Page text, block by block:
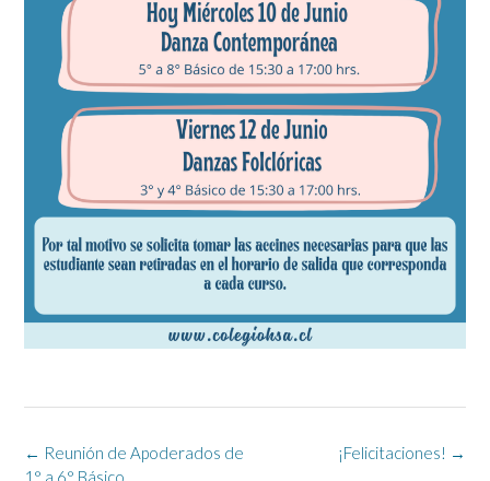
Navegación
de
¡Felicitaciones! →
← Reunión de Apoderados de
1° a 6° Básico